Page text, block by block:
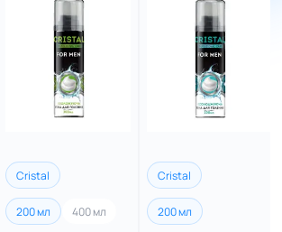
Cristal
200 мл 400 мл
Cristal
200 мл